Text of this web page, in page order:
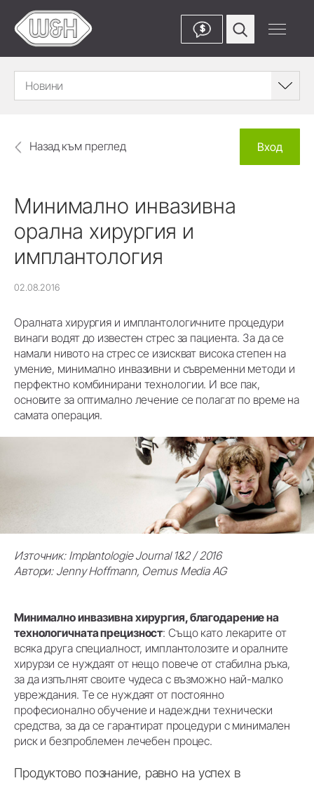
$
Новини
Назад към преглед Вход
Минимално инвазивна
орална хирургия и
имплантология
02.08.2016
Оралната хирургия и имплантологичните процедури
винаги водят до известен стрес за пациента. За да се
намали нивото на стрес се изискват висока степен на
умение, минимално инвазивни и съвременни методи и
перфектно комбинирани технологии. И все пак,
основите за оптимално лечение се полагат по време на
самата операция.
Източник: Implantologie Journal 1&2 / 2016
Автори: Jenny Hoffmann, Oemus Media AG
Минимално инвазивна хирургия, благодарение на
технологичната прецизност: Също като лекарите от
всяка друга специалност, имплантолозите и оралните
хирурзи се нуждаят от нещо повече от стабилна ръка,
за да изпълнят своите чудеса с възможно най-малко
увреждания. Те се нуждаят от постоянно
професионално обучение и надеждни технически
средства, за да се гарантират процедури с минимален
риск и безпроблемен лечебен процес.
Продуктово познание, равно на успех в